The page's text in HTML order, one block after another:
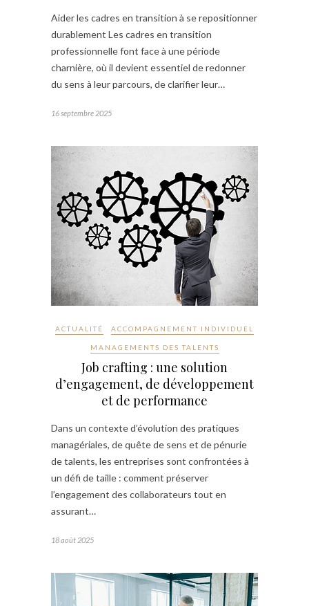
Aider les cadres en transition à se repositionner
durablement Les cadres en transition
professionnelle font face à une période
charnière, où il devient essentiel de redonner
du sens à leur parcours, de clarifier leur…
16 septembre 2025
ACTUALITÉ ACCOMPAGNEMENT INDIVIDUEL
MANAGEMENTS DES TALENTS
Job crafting : une solution
d’engagement, de développement
et de performance
Dans un contexte d’évolution des pratiques
managériales, de quête de sens et de pénurie
de talents, les entreprises sont confrontées à
un défi de taille : comment préserver
l’engagement des collaborateurs tout en
assurant…
18 août 2025